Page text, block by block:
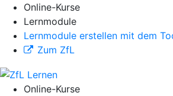
Online-Kurse
Lernmodule
Lernmodule erstellen mit dem
Zum ZfL
Online-Kurse